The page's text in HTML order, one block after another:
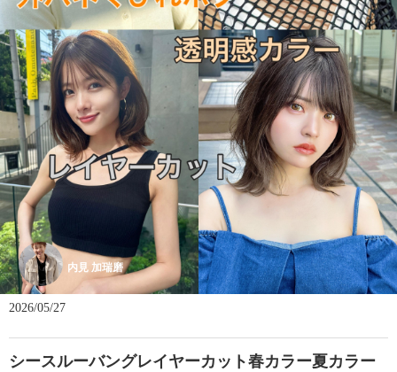
内見 加瑞磨
2026/05/27
シースルーバングレイヤーカット春カラー夏カラー